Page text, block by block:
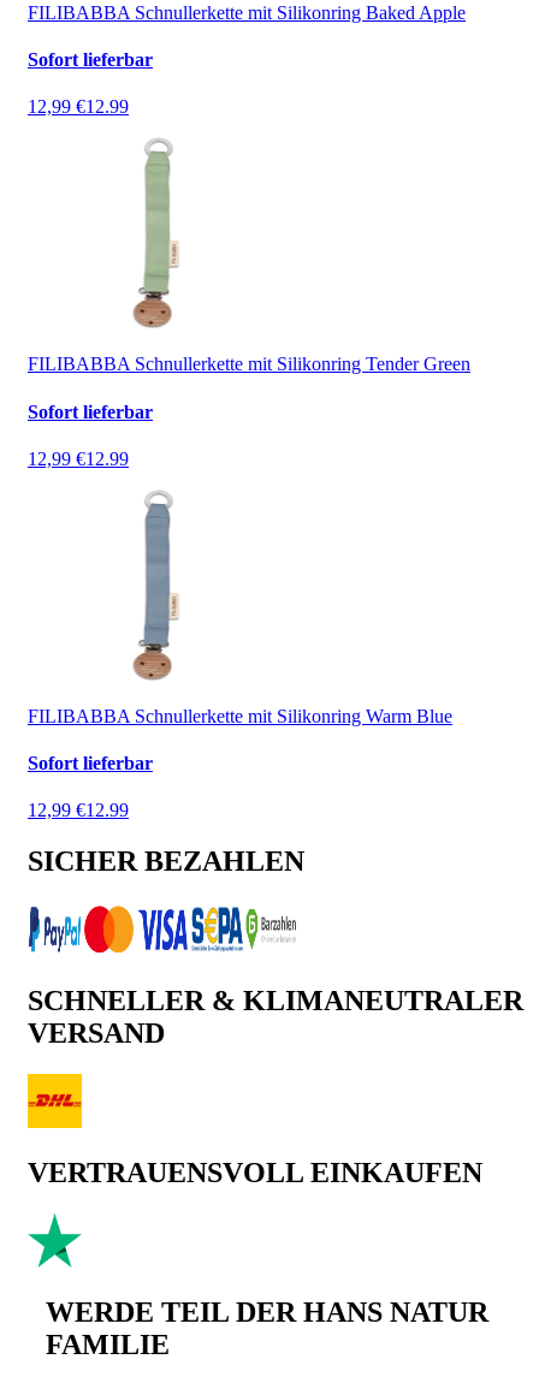
FILIBABBA Schnullerkette mit Silikonring Baked Apple
Sofort lieferbar
12,99 €12.99
FILIBABBA Schnullerkette mit Silikonring Tender Green
Sofort lieferbar
12,99 €12.99
FILIBABBA Schnullerkette mit Silikonring Warm Blue
Sofort lieferbar
12,99 €12.99
SICHER BEZAHLEN
SCHNELLER & KLIMANEUTRALER
VERSAND
VERTRAUENSVOLL EINKAUFEN
WERDE TEIL DER HANS NATUR
FAMILIE